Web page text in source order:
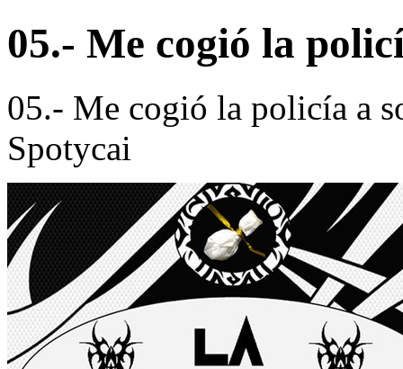
05.- Me cogió la
05.- Me cogió la policía a
Spotycai